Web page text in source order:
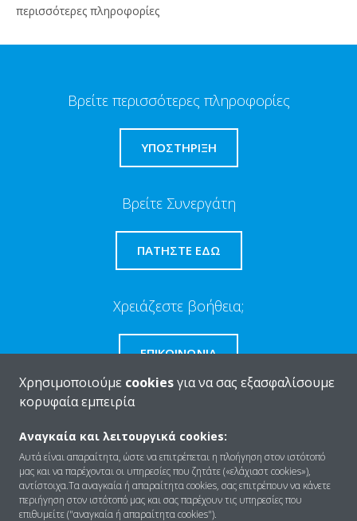
περισσότερες πληροφορίες
Βρείτε περισσότερες πληροφορίες
ΥΠΟΣΤΗΡΙΞΗ
Βρείτε Συνεργάτη
ΠΑΤΉΣΤΕ ΕΔΏ
Χρειάζεστε βοήθεια;
ΕΠΙΚΟΙΝΩΝΊΑ
Ποιοι είμαστε
Λύσεις
Χρησιμοποιούμε cookiesγια να σας εξασφαλίσουμε
κορυφαία εμπειρία
Αναγκαία και λειτουργικά cookies:
Αυτά είναι απαραίτητα, ώστε να επιτρέπεται η πλοήγηση στον ιστότοπό
μας και να παρέχονται οι υπηρεσίες που ζητάτε («ελάχιαστ cookies»),
αντίστοιχα.Τα αναγκαία ή απαραίτητα cookies, σας επιτρέπουν να κάνετε
περιήγηση στον ιστότοπό μας και σας παρέχουν τις υπηρεσίες που
επιθυμείτε ("αναγκαία ή απαραίτητα cookies").